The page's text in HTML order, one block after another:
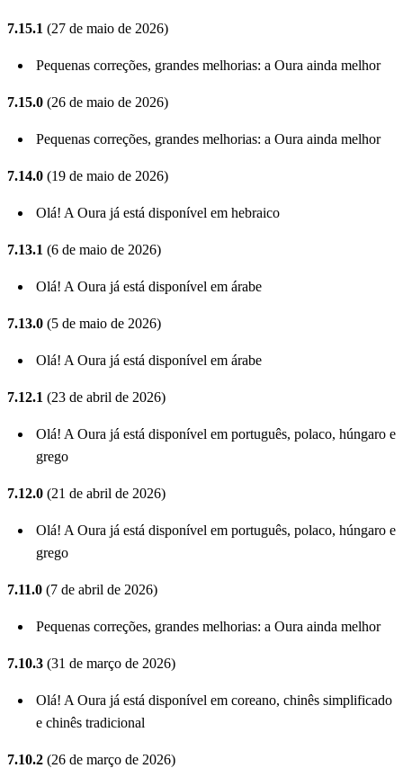
7.15.1 (27 de maio de 2026)
Pequenas correções, grandes melhorias: a Oura ainda melhor
7.15.0 (26 de maio de 2026)
Pequenas correções, grandes melhorias: a Oura ainda melhor
7.14.0 (19 de maio de 2026)
Olá! A Oura já está disponível em hebraico
7.13.1 (6 de maio de 2026)
Olá! A Oura já está disponível em árabe
7.13.0 (5 de maio de 2026)
Olá! A Oura já está disponível em árabe
7.12.1 (23 de abril de 2026)
Olá! A Oura já está disponível em português, polaco, húngaro e
grego
7.12.0 (21 de abril de 2026)
Olá! A Oura já está disponível em português, polaco, húngaro e
grego
7.11.0 (7 de abril de 2026)
Pequenas correções, grandes melhorias: a Oura ainda melhor
7.10.3 (31 de março de 2026)
Olá! A Oura já está disponível em coreano, chinês simplificado
e chinês tradicional
7.10.2 (26 de março de 2026)